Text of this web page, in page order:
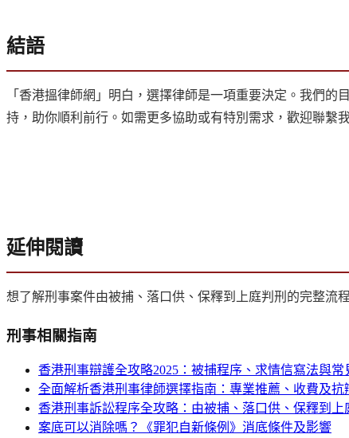
結語
「香港搵律師網」明白，選擇律師是一項重要決定。我們
持，助你順利前行。如需更多協助或有特別需求，歡迎聯繫
延伸閱讀
想了解刑事案件由被捕、落口供、保釋到上庭判刑的完整流
刑事相關指南
香港刑事辯護全攻略2025：被捕程序、求情信寫法與常
全面解析香港刑事律師選擇指南：專業推薦、收費及抗
香港刑事訴訟程序全攻略：由被捕、落口供、保釋到上
案底可以消除嗎？《罪犯自新條例》消底條件及影響